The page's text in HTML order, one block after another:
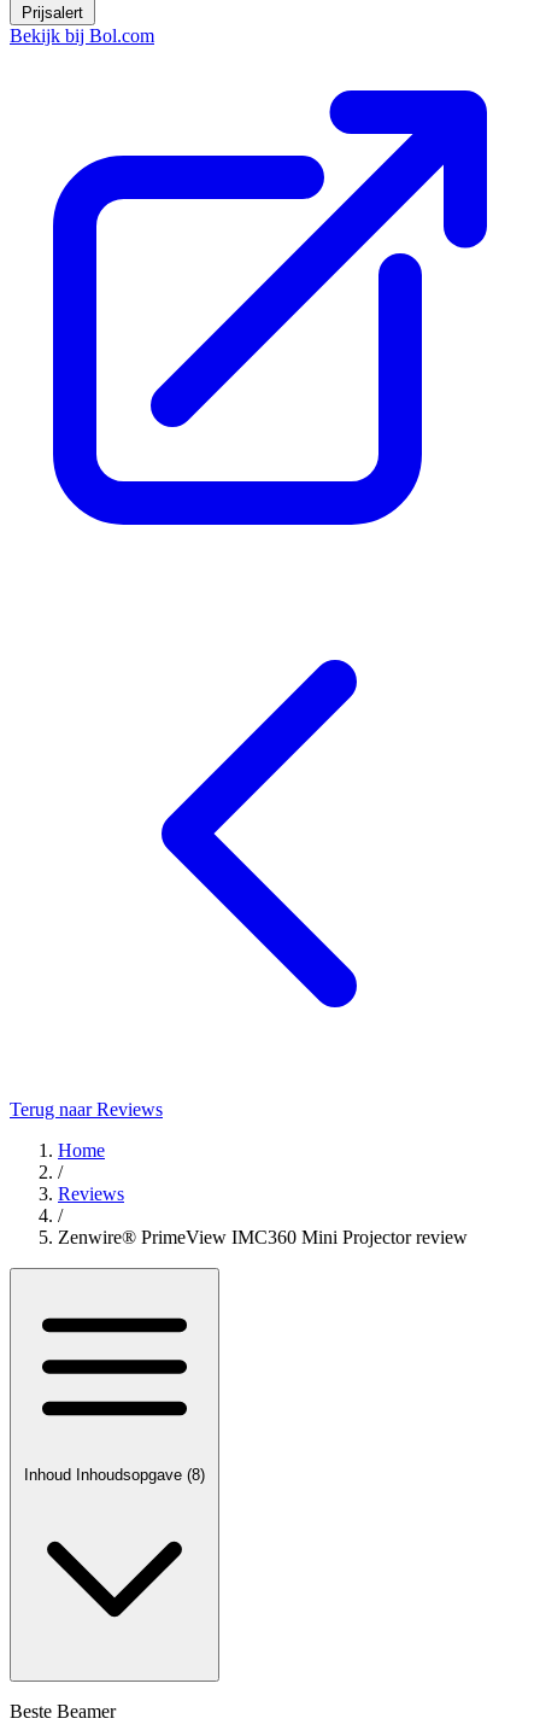
Prijsalert
Bekijk bij Bol.com
Terug naar Reviews
Home
/
Reviews
/
Zenwire® PrimeView IMC360 Mini Projector review
Inhoud Inhoudsopgave (8)
Beste Beamer